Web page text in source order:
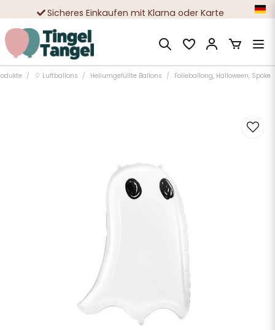
Sicheres Einkaufen mit Klarna oder Karte
Zehntausende zufriedene Kunden
🎈 Luftballons Heliumgefüllte Ballons Folieballong, Halloween, Spöke